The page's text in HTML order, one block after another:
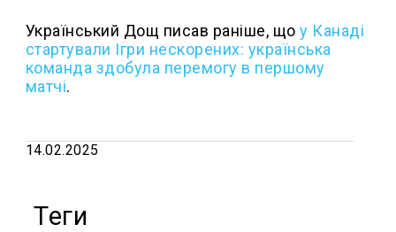
Український Дощ писав раніше, щоу Канаді
стартували Ігри нескорених: українська
команда здобула перемогу в першому
матчі.
14.02.2025
Теги